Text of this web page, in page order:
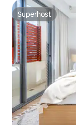
Superhost
Superhost